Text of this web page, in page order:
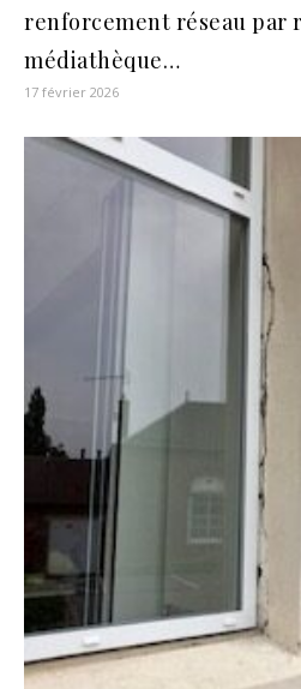
renforcement réseau par
médiathèque…
17 février 2026